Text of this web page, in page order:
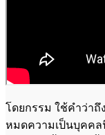
โดยกรรม ใช้คำว่า
หมดความเป็นบุคคล